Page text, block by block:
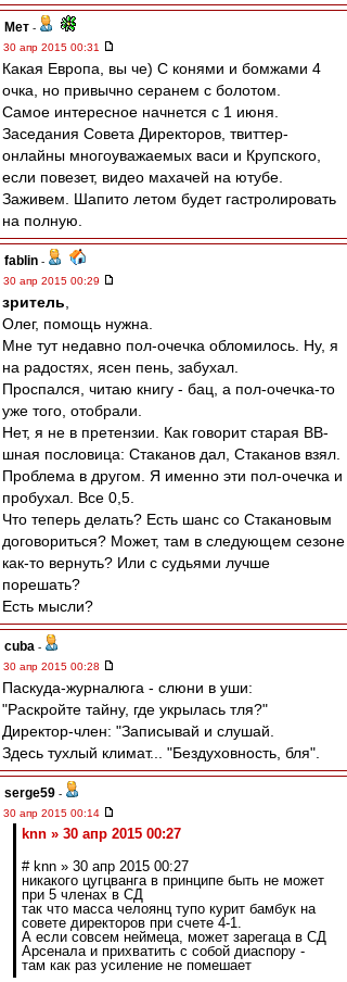
Мет -
30 апр 2015 00:31
Какая Европа, вы че) С конями и бомжами 4
очка, но привычно серанем с болотом.
Самое интересное начнется с 1 июня.
Заседания Совета Директоров, твиттер-
онлайны многоуважаемых васи и Крупского,
если повезет, видео махачей на ютубе.
Заживем. Шапито летом будет гастролировать
на полную.
fablin -
30 апр 2015 00:29
зpитель
Олег, помощь нужна.
Мне тут недавно пол-очечка обломилось. Ну, я
на радостях, ясен пень, забухал.
Проспался, читаю книгу - бац, а пол-очечка-то
уже того, отобрали.
Нет, я не в претензии. Как говорит старая ВВ-
шная пословица: Стаканов дал, Стаканов взял.
Проблема в другом. Я именно эти пол-очечка и
пробухал. Все 0,5.
Что теперь делать? Есть шанс со Стакановым
договориться? Может, там в следующем сезоне
как-то вернуть? Или с судьями лучше
порешать?
Есть мысли?
cuba -
30 апр 2015 00:28
Паскуда-журналюга - слюни в уши:
"Раскройте тайну, где укрылась тля?"
Директор-член: "Записывай и слушай.
Здесь тухлый климат... "Бездуховность, бля".
serge59 -
30 апр 2015 00:14
knn » 30 апр 2015 00:27
# knn » 30 апр 2015 00:27
никакого цугцванга в принципе быть не может
при 5 членах в СД
так что масса челоянц тупо курит бамбук на
совете директоров при счете 4-1.
А если совсем неймеца, может зарегаца в СД
Арсенала и прихватить с собой диаспору -
там как раз усиление не помешает